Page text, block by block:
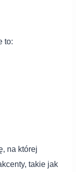
to:
na której
takie jak